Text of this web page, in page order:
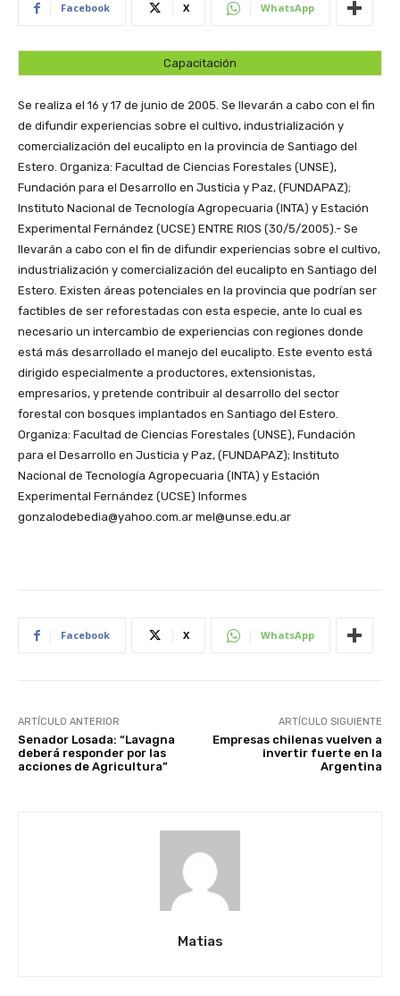
Facebook X WhatsApp
Capacitación
Se realiza el 16 y 17 de junio de 2005. Se llevarán a cabo con el fin
de difundir experiencias sobre el cultivo, industrialización y
comercialización del eucalipto en la provincia de Santiago del
Estero. Organiza: Facultad de Ciencias Forestales (UNSE),
Fundación para el Desarrollo en Justicia y Paz, (FUNDAPAZ);
Instituto Nacional de Tecnología Agropecuaria (INTA) y Estación
Experimental Fernández (UCSE) ENTRE RIOS (30/5/2005).- Se
llevarán a cabo con el fin de difundir experiencias sobre el cultivo,
industrialización y comercialización del eucalipto en Santiago del
Estero. Existen áreas potenciales en la provincia que podrían ser
factibles de ser reforestadas con esta especie, ante lo cual es
necesario un intercambio de experiencias con regiones donde
está más desarrollado el manejo del eucalipto. Este evento está
dirigido especialmente a productores, extensionistas,
empresarios, y pretende contribuir al desarrollo del sector
forestal con bosques implantados en Santiago del Estero.
Organiza: Facultad de Ciencias Forestales (UNSE), Fundación
para el Desarrollo en Justicia y Paz, (FUNDAPAZ); Instituto
Nacional de Tecnología Agropecuaria (INTA) y Estación
Experimental Fernández (UCSE) Informes
gonzalodebedia@yahoo.com.ar mel@unse.edu.ar
Facebook X WhatsApp
ARTÍCULO ANTERIOR
Senador Losada: “Lavagna
deberá responder por las
acciones de Agricultura”
ARTÍCULO SIGUIENTE
Empresas chilenas vuelven a
invertir fuerte en la
Argentina
Matias